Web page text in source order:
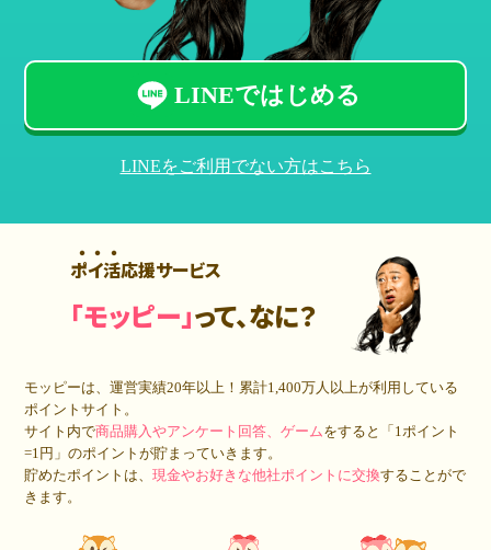
LINEではじめる
LINEをご利用でない方はこちら
ポイ活応援サービス
「モッピー」って、なに？
モッピーは、運営実績20年以上！累計1,400万人 以上が利用している
ポイントサイト。
サイト内で商品購入やアンケート回答、ゲームをすると「1ポイント
=1円」のポイントが貯まっていきます。
貯めたポイントは、現金やお好きな他社ポイントに交換することがで
きます。